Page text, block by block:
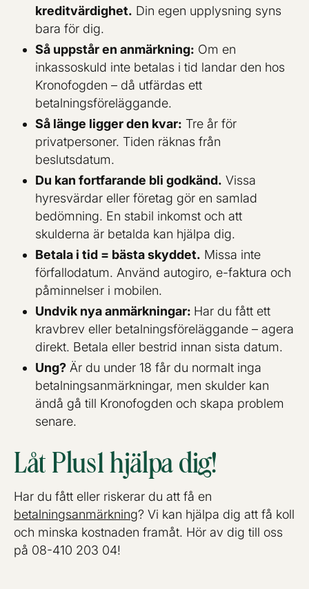
kreditvärdighet. Din egen upplysning syns
bara för dig.
Så uppstår en anmärkning: Om en
inkassoskuld inte betalas i tid landar den hos
Kronofogden – då utfärdas ett
betalningsföreläggande.
Så länge ligger den kvar: Tre år för
privatpersoner. Tiden räknas från
beslutsdatum.
Du kan fortfarande bli godkänd. Vissa
hyresvärdar eller företag gör en samlad
bedömning. En stabil inkomst och att
skulderna är betalda kan hjälpa dig.
Betala i tid = bästa skyddet. Missa inte
förfallodatum. Använd autogiro, e-faktura och
påminnelser i mobilen.
Undvik nya anmärkningar: Har du fått ett
kravbrev eller betalningsföreläggande – agera
direkt. Betala eller bestrid innan sista datum.
Ung?Är du under 18 får du normalt inga
betalningsanmärkningar, men skulder kan
ändå gå till Kronofogden och skapa problem
senare.
Låt Plus1 hjälpa dig!
Har du fått eller riskerar du att få en
betalningsanmärkning? Vi kan hjälpa dig att få koll
och minska kostnaden framåt. Hör av dig till oss
på 08-410 203 04!